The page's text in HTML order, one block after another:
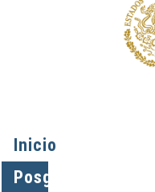
Inicio
Posgrados